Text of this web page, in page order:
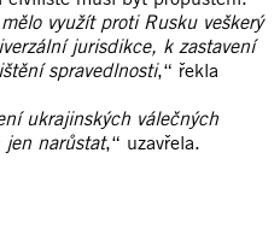
využít proti Rusku veškerý
jurisdikce, k zastavení
spravedlnosti,“ řekla
ukrajinských válečných
narůstat,“ uzavřela.